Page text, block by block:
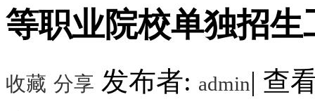
等职业院校单独招生
收藏 分享 发布者: admin| 查